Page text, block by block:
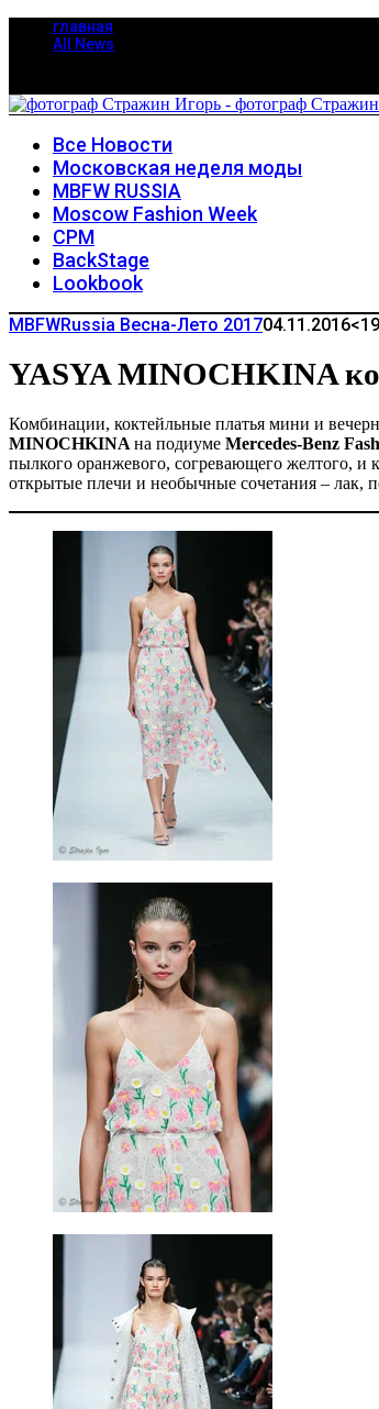
главная
All News
Все Новости
Московская неделя моды
MBFW RUSSIA
Moscow Fashion Week
CPM
BackStage
Lookbook
MBFWRussia Весна-Лето 201704.11.2016
YASYA MINOCHKINA
Комбинации, коктейльные платья мини и
MINOCHKINA на подиуме Mercedes-Benz
пылкого оранжевого, согревающего желтого, и
открытые плечи и необычные сочетания – лак,